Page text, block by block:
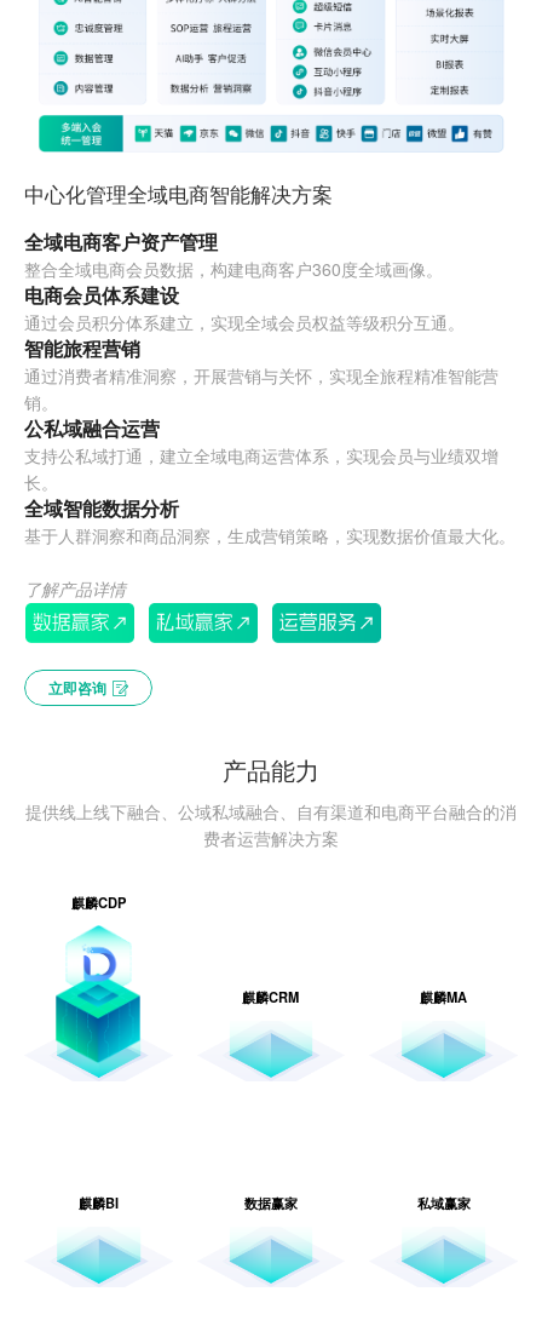
中心化管理全域电商智能解决方案
全域电商客户资产管理
整合全域电商会员数据，构建电商客户360度全域画像。
电商会员体系建设
通过会员积分体系建立，实现全域会员权益等级积分互通。
智能旅程营销
通过消费者精准洞察，开展营销与关怀，实现全旅程精准智能营
销。
公私域融合运营
支持公私域打通，建立全域电商运营体系，实现会员与业绩双增
长。
全域智能数据分析
基于人群洞察和商品洞察，生成营销策略，实现数据价值最大化。
了解产品详情
立即咨询
产品能力
提供线上线下融合、公域私域融合、自有渠道和电商平台融合的消
费者运营解决方案
麒麟CDP
麒麟CRM 麒麟MA
麒麟BI 数据赢家 私域赢家